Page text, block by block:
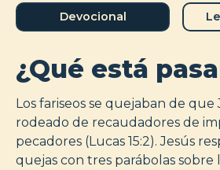
Devocional
¿Qué está
Los fariseos se quejaban de que
rodeado de recaudadores de
pecadores (Lucas 15:2). Jesús
quejas con tres parábolas sobre